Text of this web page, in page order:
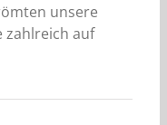
unsere
zahlreich auf